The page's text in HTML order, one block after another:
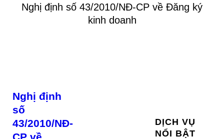
Nghị định số 43/2010/NĐ-CP về Đăng ký
kinh doanh
Nghị định
số
43/2010/NĐ-
DỊCH VỤ
NỔI BẬT